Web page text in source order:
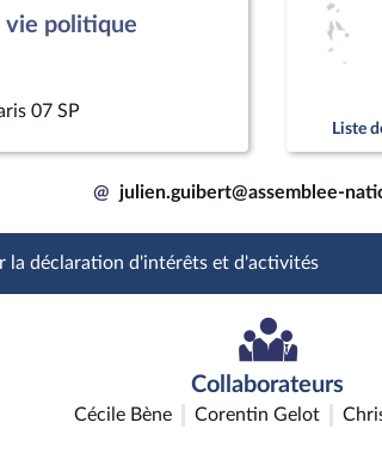
vie politique
07 SP
Liste
@ julien.guibert@assemblee-
la déclaration d'intérêts et d'activités
Collaborateurs
Cécile Bène Corentin Gelot